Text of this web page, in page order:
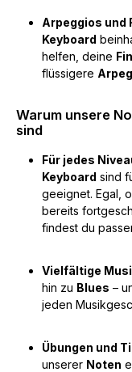
Arpeggios und
Keyboard
helfen, deine
flüssigere
Warum unsere
sind
Für jedes
Keyboard sind
geeignet. Egal,
bereits
findest du
Vielfältige
hin zu Blues –
jeden
Übungen und
unserer Noten